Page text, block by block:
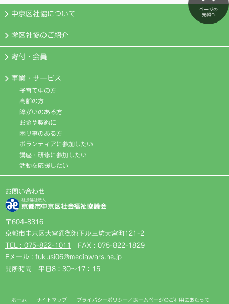
ページの
先頭へ
中京区社協について
学区社協のご紹介
寄付・会員
事業・サービス
子育て中の方
高齢の方
障がいのある方
お金や契約に
困り事のある方
ボランティアに参加したい
講座・研修に参加したい
活動を応援したい
お問い合わせ
社会福祉法人
京都市中京区社会福祉協議会
〒604-8316
京都市中京区大宮通御池下ル三坊大宮町121-2
TEL : 075-822-1011
FAX : 075-822-1829
Eメール : fukusi06@mediawars.ne.jp
開所時間 平日8：30〜17：15
ホーム サイトマップ プライバシーポリシー／ホームページのご利用にあたって